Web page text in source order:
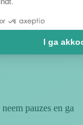
I ga
pauzes en ga